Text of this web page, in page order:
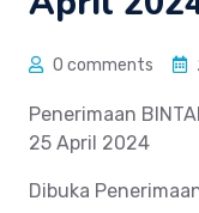
0 comments
Penerimaan
25 April 2024
Dibuka